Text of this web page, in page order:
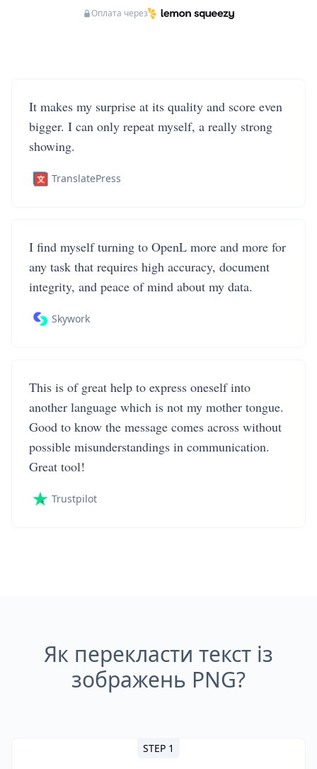
Оплата через
It makes my surprise at its quality and score even
bigger. I can only repeat myself, a really strong
showing.
TranslatePress
I find myself turning to OpenL more and more for
any task that requires high accuracy, document
integrity, and peace of mind about my data.
Skywork
This is of great help to express oneself into
another language which is not my mother tongue.
Good to know the message comes across without
possible misunderstandings in communication.
Great tool!
Trustpilot
Як перекласти текст із
зображень PNG?
STEP 1